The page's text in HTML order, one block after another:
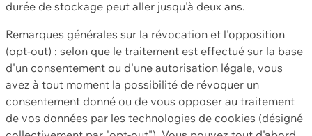
durée de stockage peut aller jusqu'à deux ans.
Remarques générales sur la révocation et l'opposition
(opt-out) : selon que le traitement est effectué sur la base
d'un consentement ou d'une autorisation légale, vous
avez à tout moment la possibilité de révoquer un
consentement donné ou de vous opposer au traitement
de vos données par les technologies de cookies (désigné